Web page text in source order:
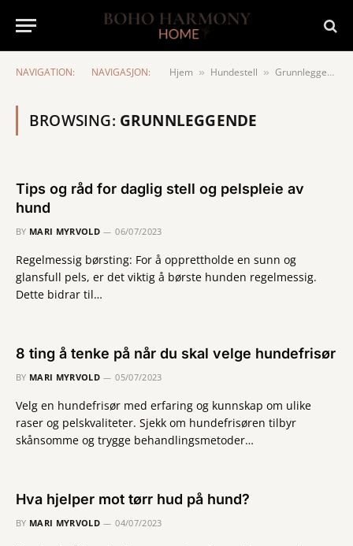
NAVIGATION: NAVIGASJON: Hjem » Hundestell » Grunnleggende
BROWSING: GRUNNLEGGENDE
Tips og råd for daglig stell og pelspleie av
hund
BY MARI MYRVOLD 06/07/2023
Regelmessig børsting: For å opprettholde en sunn og
glansfull pels, er det viktig å børste hunden regelmessig.
Dette bidrar til…
8 ting å tenke på når du skal velge hundefrisør
BY MARI MYRVOLD 05/07/2023
Velg en hundefrisør med erfaring og kunnskap om ulike
raser og pelskvaliteter. Sjekk om hundefrisøren tilbyr
skånsomme og trygge behandlingsmetoder…
Hva hjelper mot tørr hud på hund?
BY MARI MYRVOLD 04/07/2023